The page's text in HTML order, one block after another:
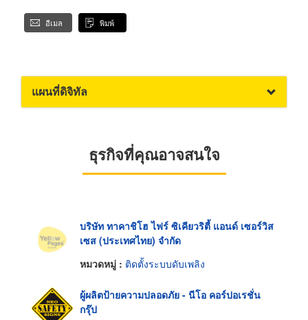
อีเมล พิมพ์
แผนที่ดิจิทัล
ธุรกิจที่คุณอาจสนใจ
บริษัท ทาคาชิโฮ ไฟร์ ซิเคียวริตี้ แอนด์ เซอร์วิส
เซส (ประเทศไทย) จำกัด
หมวดหมู่ : ติดตั้งระบบดับเพลิง
ผู้ผลิตป้ายความปลอดภัย - นีโอ คอร์ปอเรชั่น
กรุ๊ป